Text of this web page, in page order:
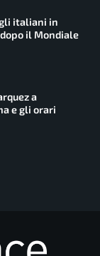
italiani in
il Mondiale
a
e gli orari